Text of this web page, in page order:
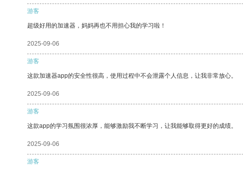
游客
超级好用的加速器，妈妈再也不用担心我的学习啦！
2025-09-06
游客
这款加速器app的安全性很高，使用过程中不会泄露个人信息，让我非常放心。
2025-09-06
游客
这款app的学习氛围很浓厚，能够激励我不断学习，让我能够取得更好的成绩。
2025-09-06
游客